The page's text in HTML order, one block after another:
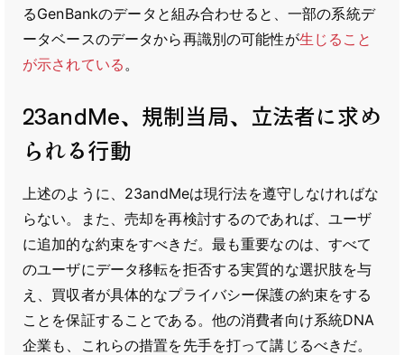
るGenBankのデータと組み合わせると、一部の系統デ
ータベースのデータから再識別の可能性が生じること
が示されている。
23andMe、規制当局、立法者に求め
られる行動
上述のように、23andMeは現行法を遵守しなければな
らない。また、売却を再検討するのであれば、ユーザ
に追加的な約束をすべきだ。最も重要なのは、すべて
のユーザにデータ移転を拒否する実質的な選択肢を与
え、買収者が具体的なプライバシー保護の約束をする
ことを保証することである。他の消費者向け系統DNA
企業も、これらの措置を先手を打って講じるべきだ。